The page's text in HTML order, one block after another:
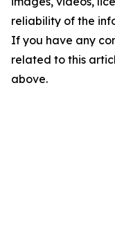
reliability of the
If you have any
related to this
above.